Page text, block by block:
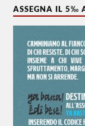
ASSEGNA IL 5‰